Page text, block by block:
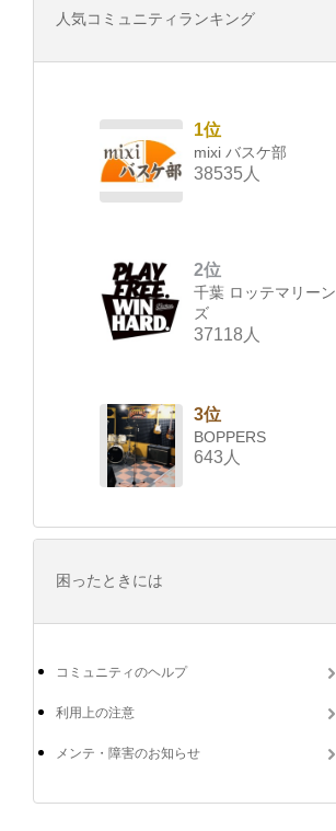
人気コミュニティランキング
1位
mixi バスケ部
38535人
2位
千葉 ロッテマリーン
ズ
37118人
3位
BOPPERS
643人
困ったときには
コミュニティのヘルプ
利用上の注意
メンテ・障害のお知らせ